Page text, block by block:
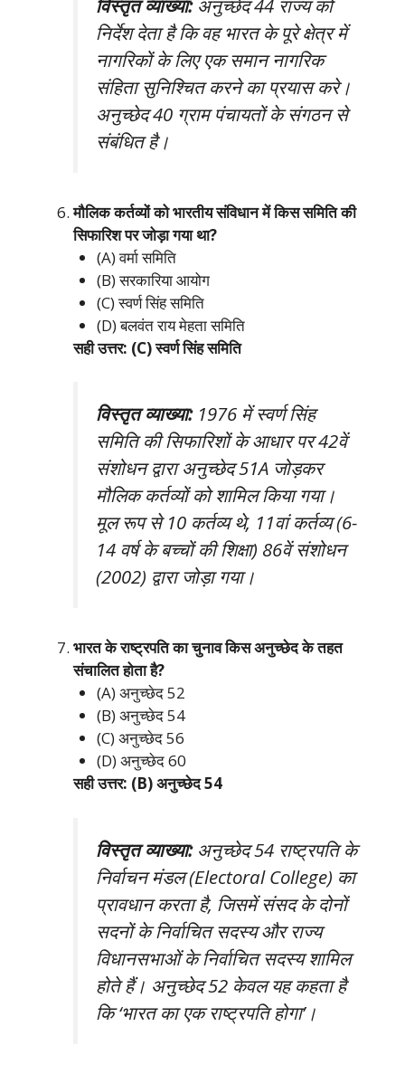
विस्तृत व्याख्या:अनुच्छेद 44 राज्य को
निर्देश देता है कि वह भारत के पूरे क्षेत्र में
नागरिकों के लिए एक समान नागरिक
संहिता सुनिश्चित करने का प्रयास करे।
अनुच्छेद 40 ग्राम पंचायतों के संगठन से
संबंधित है।
मौलिक कर्तव्यों को भारतीय संविधान में किस समिति की
सिफारिश पर जोड़ा गया था?
(A) वर्मा समिति
(B) सरकारिया आयोग
(C) स्वर्ण सिंह समिति
(D) बलवंत राय मेहता समिति
सही उत्तर: (C) स्वर्ण सिंह समिति
विस्तृत व्याख्या:1976 में स्वर्ण सिंह
समिति की सिफारिशों के आधार पर 42वें
संशोधन द्वारा अनुच्छेद 51A जोड़कर
मौलिक कर्तव्यों को शामिल किया गया।
मूल रूप से 10 कर्तव्य थे, 11वां कर्तव्य (6-
14 वर्ष के बच्चों की शिक्षा) 86वें संशोधन
(2002) द्वारा जोड़ा गया।
भारत के राष्ट्रपति का चुनाव किस अनुच्छेद के तहत
संचालित होता है?
(A) अनुच्छेद 52
(B) अनुच्छेद 54
(C) अनुच्छेद 56
(D) अनुच्छेद 60
सही उत्तर: (B) अनुच्छेद 54
विस्तृत व्याख्या:अनुच्छेद 54 राष्ट्रपति के
निर्वाचन मंडल (Electoral College) का
प्रावधान करता है, जिसमें संसद के दोनों
सदनों के निर्वाचित सदस्य और राज्य
विधानसभाओं के निर्वाचित सदस्य शामिल
होते हैं। अनुच्छेद 52 केवल यह कहता है
कि ‘भारत का एक राष्ट्रपति होगा’।